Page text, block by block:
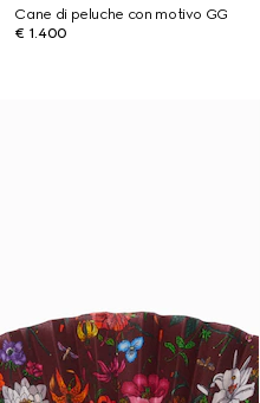
Cane di peluche con motivo GG
€ 1.400